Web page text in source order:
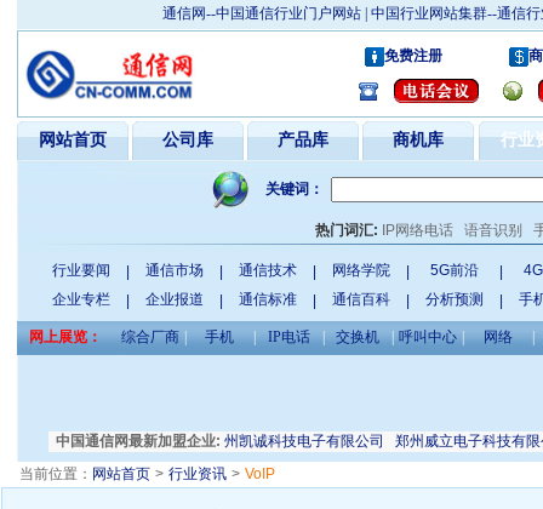
通信网--中国通信行业门户网站 | 中国行业网站集群--通信
免费注册
网站首页 公司库 产品库 商机库 行业
关键词：
热门词汇: IP网络电话 语音识别
行业要闻 通信市场 通信技术 网络学院 5G前沿
企业专栏
企业报道 通信标准 通信百科 分析预测 手
网上展览： 综合厂商 | 手机 | IP电话 | 交换机 | 呼叫中心 | 网络 |
中国通信网最新加盟企业:
深圳星和电子有限公司 郑州凯诚科技电子有限公司
郑州威立电子科技有
当前位置： 网站首页 > 行业资讯 > VoIP